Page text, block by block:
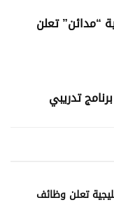
“مدائن” تعلن
تدريبي
تعلن وظائف